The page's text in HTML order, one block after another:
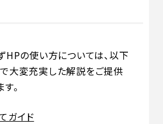
HPの使い方については、以下
大変充実した解説をご提供
。
ガイド